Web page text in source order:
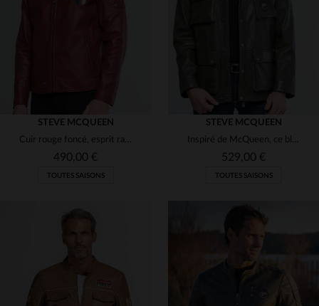
3XL
STEVE MCQUEEN
Cuir rouge foncé, esprit racing et élégance à la Steve McQueen.
490,00 €
TOUTES SAISONS
STEVE MCQUEEN
Inspiré de McQueen, ce blouson kaki en cuir de mouton est intemporel.
529,00 €
TOUTES SAISONS